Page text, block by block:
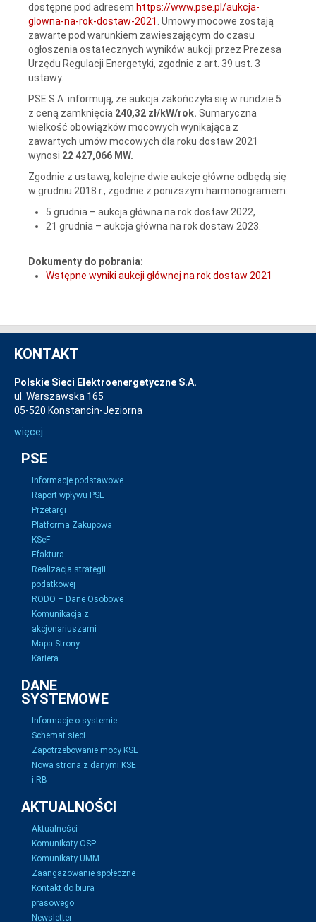
dostępne pod adresem https://www.pse.pl/aukcja-
glowna-na-rok-dostaw-2021 . Umowy mocowe zostają
zawarte pod warunkiem zawieszającym do czasu
ogłoszenia ostatecznych wyników aukcji przez Prezesa
Urzędu Regulacji Energetyki, zgodnie z art. 39 ust. 3
ustawy.
PSE S.A. informują, że aukcja zakończyła się w rundzie 5
z ceną zamknięcia 240,32 zł/kW/rok. Sumaryczna
wielkość obowiązków mocowych wynikająca z
zawartych umów mocowych dla roku dostaw 2021
wynosi 22 427,066 MW.
Zgodnie z ustawą, kolejne dwie aukcje główne odbędą się
w grudniu 2018 r., zgodnie z poniższym harmonogramem:
5 grudnia – aukcja główna na rok dostaw 2022,
21 grudnia – aukcja główna na rok dostaw 2023.
Dokumenty do pobrania:
Wstępne wyniki aukcji głównej na rok dostaw 2021
KONTAKT
Polskie Sieci Elektroenergetyczne S.A.
ul. Warszawska 165
05-520 Konstancin-Jeziorna
więcej
PSE
Informacje podstawowe
Raport wpływu PSE
Przetargi
Platforma Zakupowa
KSeF
Efaktura
Realizacja strategii
podatkowej
RODO – Dane Osobowe
Komunikacja z
akcjonariuszami
Mapa Strony
Kariera
DANE
SYSTEMOWE
Informacje o systemie
Schemat sieci
Zapotrzebowanie mocy KSE
Nowa strona z danymi KSE
i RB
AKTUALNOŚCI
Aktualności
Komunikaty OSP
Komunikaty UMM
Zaangażowanie społeczne
Kontakt do biura
prasowego
Newsletter